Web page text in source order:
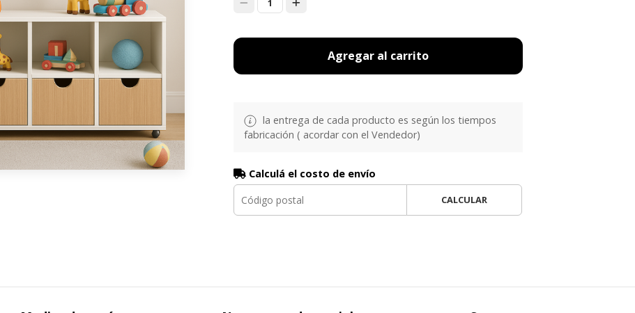
1
Agregar al carrito
la entrega de cada producto es según los tiempos
fabricación ( acordar con el Vendedor)
Calculá el costo de envío
CALCULAR